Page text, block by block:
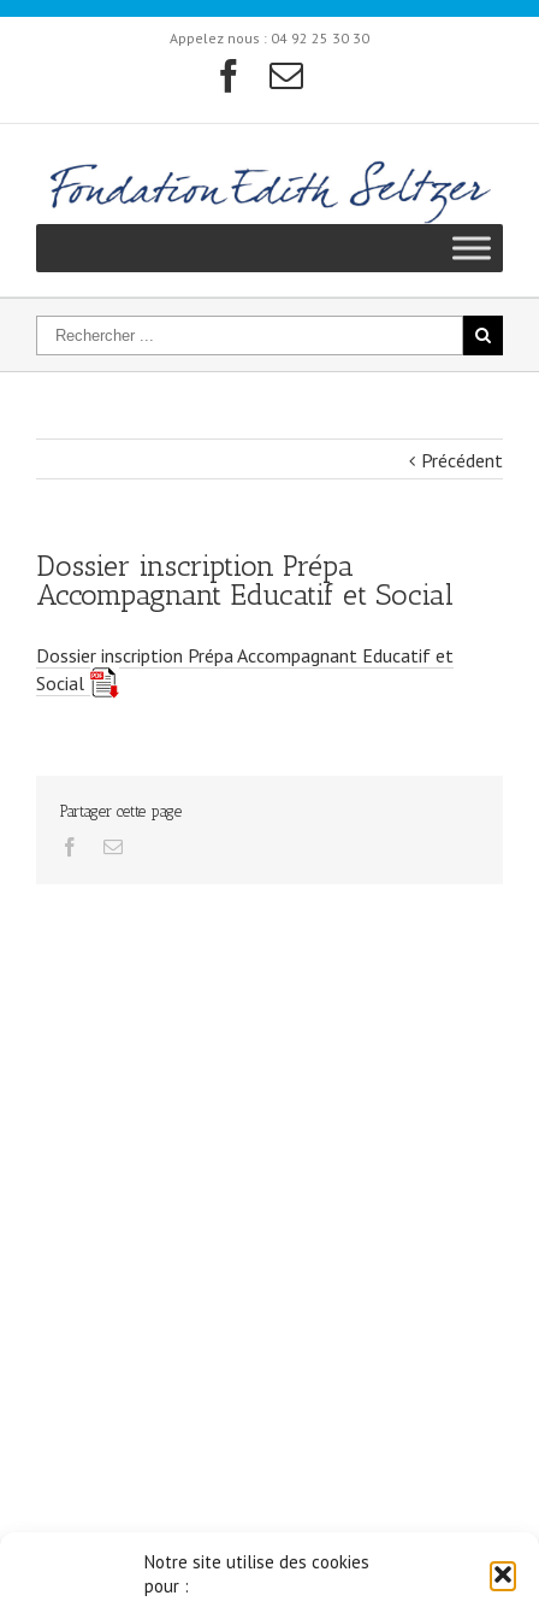
Notre site utilise des cookies
pour :
Appelez nous : 04 92 25 30 30
Précédent
Dossier inscription Prépa
Accompagnant Educatif et Social
Dossier inscription Prépa Accompagnant Educatif et
Social
Partager cette page